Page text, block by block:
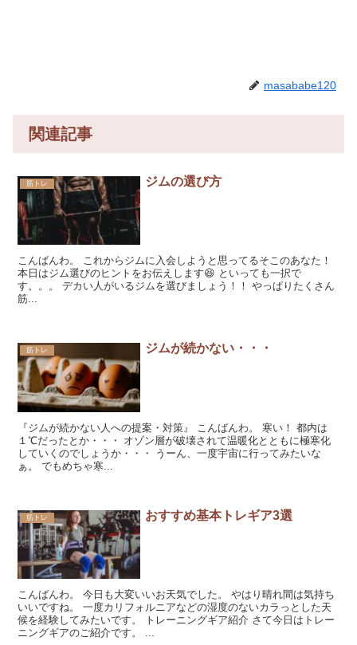
masababe120
関連記事
筋トレ ジムの選び方
こんばんわ。 これからジムに入会しようと思ってるそこのあなた！
本日はジム選びのヒントをお伝えします😆 といっても一択で
す。。。 デカい人がいるジムを選びましょう！！ やっぱりたくさん
筋...
筋トレ ジムが続かない・・・
『ジムが続かない人への提案・対策』 こんばんわ。 寒い！ 都内は
１℃だったとか・・・ オゾン層が破壊されて温暖化とともに極寒化
していくのでしょうか・・・ うーん、一度宇宙に行ってみたいな
ぁ。 でもめちゃ寒...
筋トレ おすすめ基本トレギア3選
こんばんわ。 今日も大変いいお天気でした。 やはり晴れ間は気持ち
いいですね。 一度カリフォルニアなどの湿度のないカラっとした天
候を経験してみたいです。 トレーニングギア紹介 さて今日はトレー
ニングギアのご紹介です。 ...